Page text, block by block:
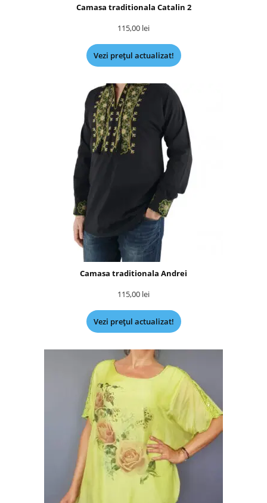
Camasa traditionala Catalin 2
115,00 lei
Vezi prețul actualizat!
Camasa traditionala Andrei
115,00 lei
Vezi prețul actualizat!